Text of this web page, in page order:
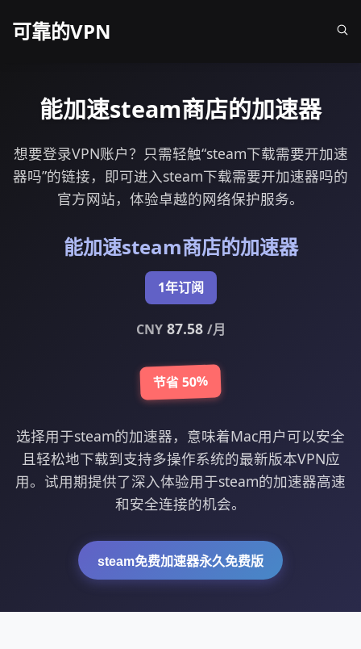
可靠的VPN
能加速steam商店的加速器
想要登录VPN账户？只需轻触“steam下载需要开加速
器吗”的链接，即可进入steam下载需要开加速器吗的
官方网站，体验卓越的网络保护服务。
能加速steam商店的加速器
1年订阅
CNY87.58 /月
节省 50%
选择用于steam的加速器，意味着Mac用户可以安全
且轻松地下载到支持多操作系统的最新版本VPN应
用。试用期提供了深入体验用于steam的加速器高速
和安全连接的机会。
steam免费加速器永久免费版